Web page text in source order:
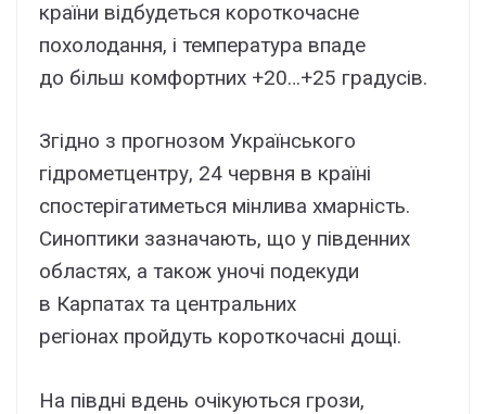
країни відбудеться короткочасне
похолодання, і температура впаде
до більш комфортних +20…+25 градусів.
Згідно з прогнозом Українського
гідрометцентру, 24 червня в країні
спостерігатиметься мінлива хмарність.
Синоптики зазначають, що у південних
областях, а також уночі подекуди
в Карпатах та центральних
регіонах пройдуть короткочасні дощі.
На півдні вдень очікуються грози,